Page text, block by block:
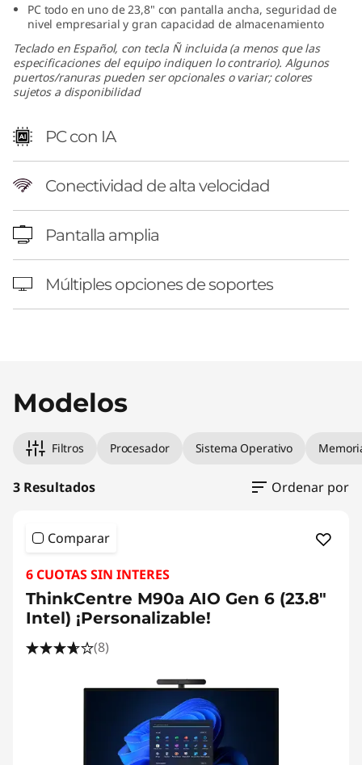
PC todo en uno de 23,8" con pantalla ancha, seguridad de
nivel empresarial y gran capacidad de almacenamiento
Teclado en Español, con tecla Ñ incluida (a menos que las
especificaciones del equipo indiquen lo contrario). Algunos
puertos/ranuras pueden ser opcionales o variar; colores
sujetos a disponibilidad
PC con IA
Conectividad de alta velocidad
Pantalla amplia
Múltiples opciones de soportes
Modelos
Filtros Procesador Sistema Operativo
3 Resultados Ordenar por
Comparar
6 CUOTAS SIN INTERES
ThinkCentre M90a AIO Gen 6 (23.8"
Intel) ¡Personalizable!
(8)